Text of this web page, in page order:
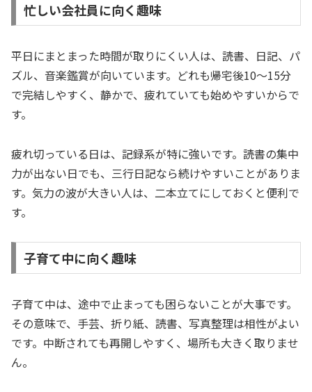
忙しい会社員に向く趣味
平日にまとまった時間が取りにくい人は、読書、日記、パ
ズル、音楽鑑賞が向いています。どれも帰宅後10〜15分
で完結しやすく、静かで、疲れていても始めやすいからで
す。
疲れ切っている日は、記録系が特に強いです。読書の集中
力が出ない日でも、三行日記なら続けやすいことがありま
す。気力の波が大きい人は、二本立てにしておくと便利で
す。
子育て中に向く趣味
子育て中は、途中で止まっても困らないことが大事です。
その意味で、手芸、折り紙、読書、写真整理は相性がよい
です。中断されても再開しやすく、場所も大きく取りませ
ん。